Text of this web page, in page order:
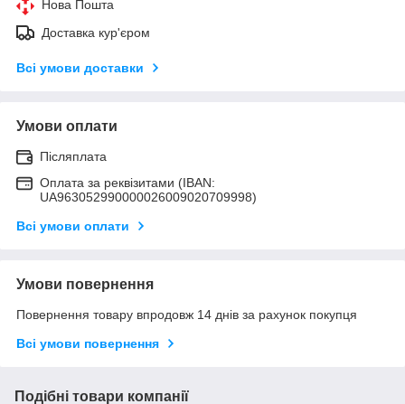
Нова Пошта
Доставка кур'єром
Всі умови доставки
Умови оплати
Післяплата
Оплата за реквізитами (IBAN:
UA963052990000026009020709998)
Всі умови оплати
Умови повернення
Повернення товару впродовж 14 днів за рахунок покупця
Всі умови повернення
Подібні товари компанії